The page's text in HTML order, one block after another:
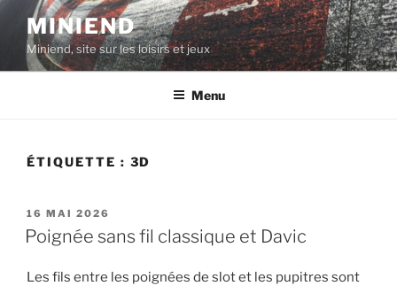
contenu
principal
MINIEND
Miniend, site sur les loisirs et jeux
Menu
ÉTIQUETTE : 3D
PUBLIÉ
LE
16 MAI 2026
Poignée sans fil classique et Davic
Les fils entre les poignées de slot et les pupitres sont